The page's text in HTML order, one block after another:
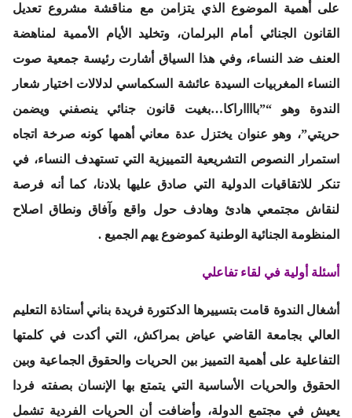
على أهمية الموضوع الذي يتزامن مع مناقشة مشروع تعديل
القانون الجنائي أمام البرلمان، وتخليد الأيام الأممية لمناهضة
العنف ضد النساء، وفي هذا السياق أشارت رئيسة جمعية صوت
النساء المغربيات السيدة عائشة السكماسي لدلالات اختيار شعار
الندوة وهو “”بااااراكا…بغيت قانون جنائي ينصفني ويضمن
حريتي”، وهو عنوان يختزل عدة معاني أهمها كونه صرخة اتجاه
استمرار النصوص التشريعية التمييزية التي تستهدف النساء، في
تنكر للاتقاقيات الدولية التي صادق عليها بلادنا، كما أنه فرصة
لنقاش مجتمعي هادئ وهادف حول واقع وآفاق ونطاق اصلاح
المنظومة الجنائية الوطنية كموضوع يهم الجميع .
أسئلة أولية في لقاء تفاعلي
أشغال الندوة قامت بتسييرها الدكتورةفريدة بناني أستاذة التعليم
العالي بجامعة القاضي عياض بمراكش، التي أكدت في كلمتها
التفاعلية على أهمية التمييز بين الحريات والحقوق الجماعية وبين
الحقوق والحريات الأساسية التي يتمتع بها الإنسان بصفته فردا
يعيش في مجتمع الدولة، وأضافت أن الحريات الفردية تشمل